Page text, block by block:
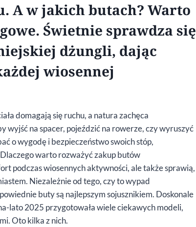
A w jakich butach? Warto
Świetnie sprawdza się
dżungli, dając
wiosennej
domagają się ruchu, a natura zachęca
wyjść na spacer, pojeździć na rowerze, czy wyruszyć
o wygodę i bezpieczeństwo swoich stóp,
warto rozważyć zakup butów
podczas wiosennych aktywności, ale także sprawią,
Niezależnie od tego, czy to wypad
buty są najlepszym sojusznikiem. Doskonale
lato 2025 przygotowała wiele ciekawych modeli,
Oto kilka z nich.